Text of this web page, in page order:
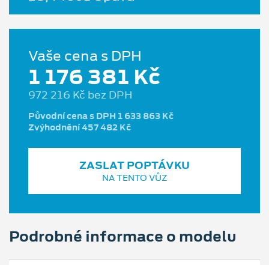
Vaše cena s DPH
1 176 381 Kč
972 216 Kč bez DPH
Původní cena s DPH 1 633 863 Kč
Zvýhodnění 457 482 Kč
ZASLAT POPTÁVKU
NA TENTO VŮZ
Podrobné informace o modelu